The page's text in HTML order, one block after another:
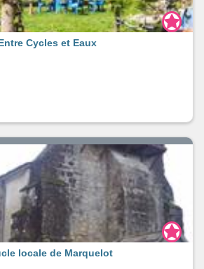
Cycles et Eaux
locale de Marquelot